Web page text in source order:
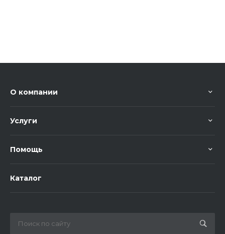
О компании
Услуги
Помощь
Каталог